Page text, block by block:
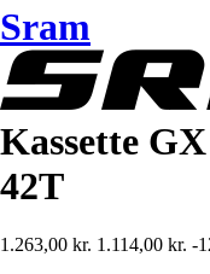
Sram
Kassette
42T
1.263,00 kr. 1.114,00 kr. -